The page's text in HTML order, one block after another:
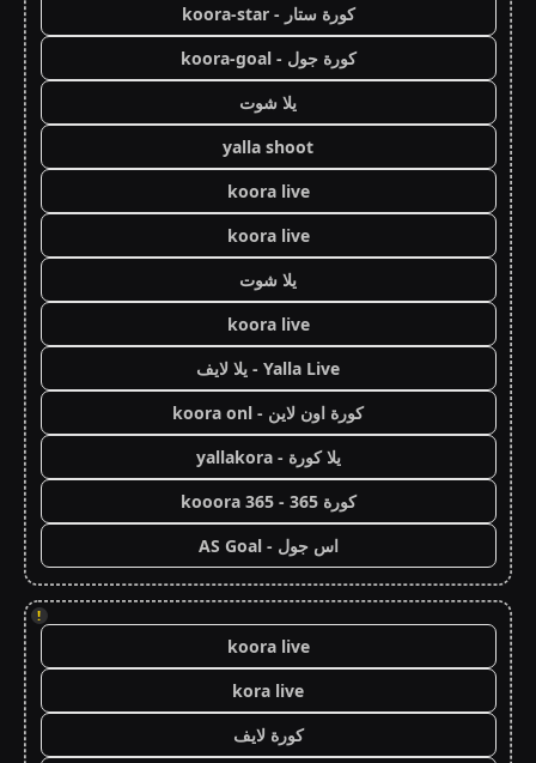
كورة ستار - koora-star
كورة جول - koora-goal
يلا شوت
yalla shoot
koora live
koora live
يلا شوت
koora live
Yalla Live - يلا لايف
كورة اون لاين - koora onl
يلا كورة - yallakora
كورة 365 - kooora 365
اس جول - AS Goal
!
koora live
kora live
كورة لايف